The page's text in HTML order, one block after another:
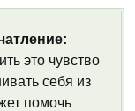
это чувство
себя из
помочь